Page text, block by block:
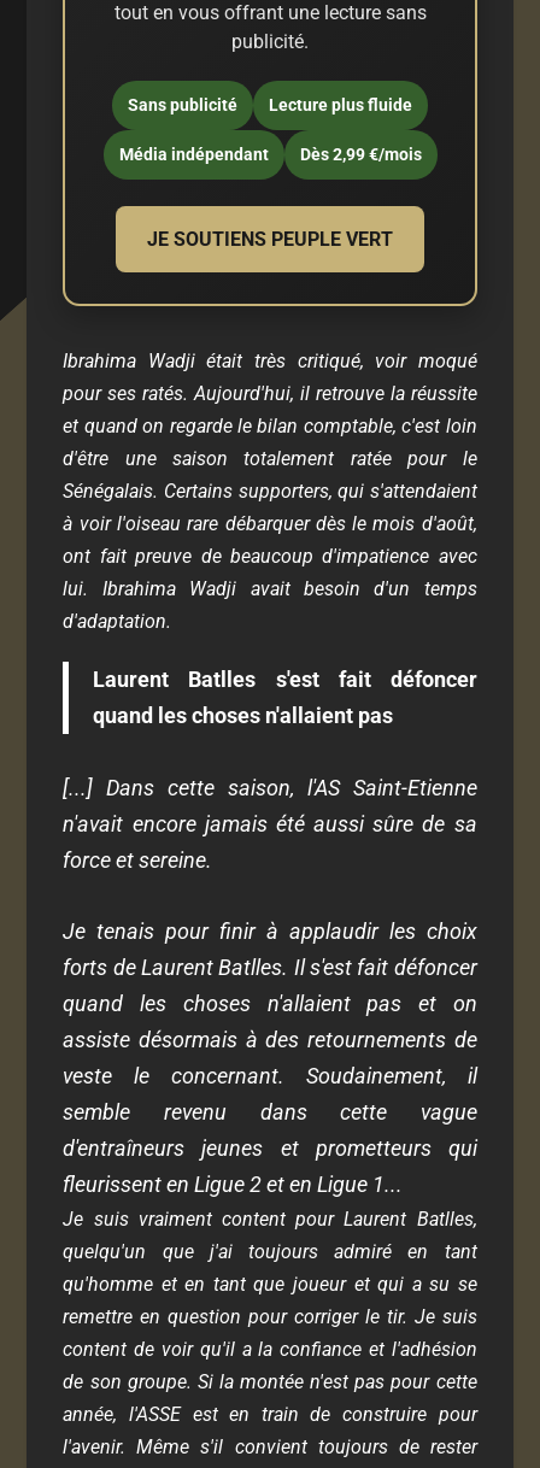
tout en vous offrant une lecture sans
publicité.
Sans publicité Lecture plus fluide
Média indépendant Dès 2,99 €/mois
JE SOUTIENS PEUPLE VERT
Ibrahima Wadji était très critiqué, voir moqué
pour ses ratés. Aujourd'hui, il retrouve la réussite
et quand on regarde le bilan comptable, c'est loin
d'être une saison totalement ratée pour le
Sénégalais. Certains supporters, qui s'attendaient
à voir l'oiseau rare débarquer dès le mois d'août,
ont fait preuve de beaucoup d'impatience avec
lui. Ibrahima Wadji avait besoin d'un temps
d'adaptation.
Laurent Batlles s'est fait défoncer
quand les choses n'allaient pas
[...] Dans cette saison, l'AS Saint-Etienne
n'avait encore jamais été aussi sûre de sa
force et sereine.
Je tenais pour finir à applaudir les choix
forts de Laurent Batlles. Il s'est fait défoncer
quand les choses n'allaient pas et on
assiste désormais à des retournements de
veste le concernant. Soudainement, il
semble revenu dans cette vague
d'entraîneurs jeunes et prometteurs qui
fleurissent en Ligue 2 et en Ligue 1...
Je suis vraiment content pour Laurent Batlles,
quelqu'un que j'ai toujours admiré en tant
qu'homme et en tant que joueur et qui a su se
remettre en question pour corriger le tir. Je suis
content de voir qu'il a la confiance et l'adhésion
de son groupe. Si la montée n'est pas pour cette
année, l'ASSE est en train de construire pour
l'avenir. Même s'il convient toujours de rester